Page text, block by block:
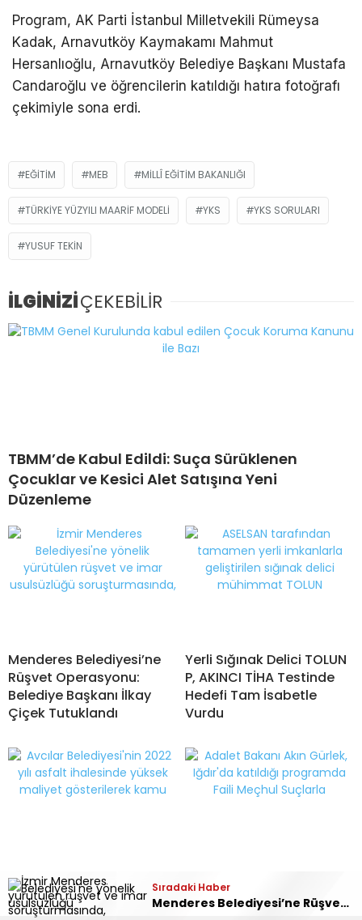
Program, AK Parti İstanbul Milletvekili Rümeysa
Kadak, Arnavutköy Kaymakamı Mahmut
Hersanlıoğlu, Arnavutköy Belediye Başkanı Mustafa
Candaroğlu ve öğrencilerin katıldığı hatıra fotoğrafı
çekimiyle sona erdi.
EĞITIM MEB MILLÎ EĞITIM BAKANLIĞI
TÜRKIYE YÜZYILI MAARIF MODELI YKS YKS SORULARI
YUSUF TEKIN
İLGİNİZİÇEKEBİLİR
TBMM’de Kabul Edildi: Suça Sürüklenen
Çocuklar ve Kesici Alet Satışına Yeni
Düzenleme
Menderes Belediyesi’ne
Rüşvet Operasyonu:
Belediye Başkanı İlkay
Çiçek Tutuklandı
Yerli Sığınak Delici TOLUN
P, AKINCI TİHA Testinde
Hedefi Tam İsabetle
Vurdu
Avcılar Belediyesi Asfalt
İhalesi Operasyonu: 12
Adalet Bakanı Akın
Gürlek’ten Net Vurgu:
Sıradaki Haber
Menderes Belediyesi’ne Rüşvet Operasyonu: Belediye Başkanı İlkay Çiçek Tutuklandı